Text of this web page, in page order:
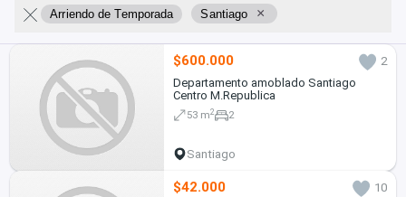
Arriendo de Temporada Santiago ×
$600.000
2
Departamento amoblado Santiago
Centro M.Republica
53 m2 2
Santiago
$42.000
10